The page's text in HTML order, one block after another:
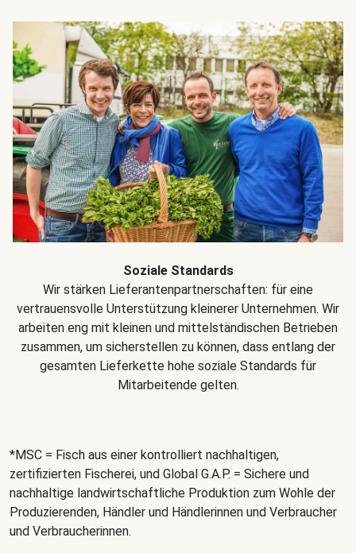
Soziale Standards
Wir stärken Lieferantenpartnerschaften: für eine
vertrauensvolle Unterstützung kleinerer Unternehmen. Wir
arbeiten eng mit kleinen und mittelständischen Betrieben
zusammen, um sicherstellen zu können, dass entlang der
gesamten Lieferkette hohe soziale Standards für
Mitarbeitende gelten.
*MSC = Fisch aus einer kontrolliert nachhaltigen,
zertifizierten Fischerei, und Global G.A.P. = Sichere und
nachhaltige landwirtschaftliche Produktion zum Wohle der
Produzierenden, Händler und Händlerinnen und Verbraucher
und Verbraucherinnen.